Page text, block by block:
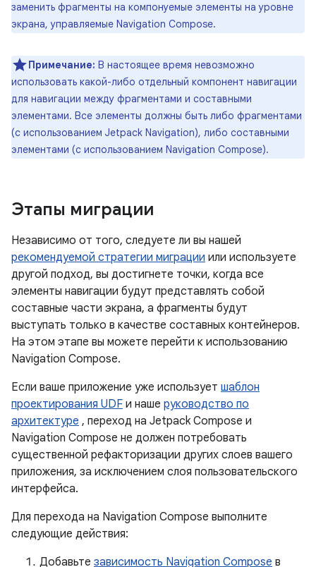
заменить фрагменты на компонуемые элементы на уровне
экрана, управляемые Navigation Compose.
Примечание: В настоящее время невозможно
использовать какой-либо отдельный компонент навигации
для навигации между фрагментами и составными
элементами. Все элементы должны быть либо фрагментами
(с использованием Jetpack Navigation), либо составными
элементами (с использованием Navigation Compose).
Этапы миграции
Независимо от того, следуете ли вы нашей
рекомендуемой стратегии миграции или используете
другой подход, вы достигнете точки, когда все
элементы навигации будут представлять собой
составные части экрана, а фрагменты будут
выступать только в качестве составных контейнеров.
На этом этапе вы можете перейти к использованию
Navigation Compose.
Если ваше приложение уже использует шаблон
проектирования UDF и наше руководство по
архитектуре , переход на Jetpack Compose и
Navigation Compose не должен потребовать
существенной рефакторизации других слоев вашего
приложения, за исключением слоя пользовательского
интерфейса.
Для перехода на Navigation Compose выполните
следующие действия:
Добавьте зависимость Navigation Compose в